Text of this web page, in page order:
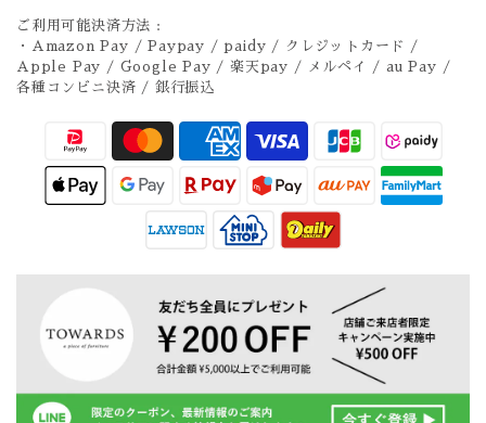
ご利用可能決済方法 :
・Amazon Pay / Paypay / paidy / クレジットカード /
Apple Pay / Google Pay / 楽天pay / メルペイ / au Pay /
各種コンビニ決済 / 銀行振込